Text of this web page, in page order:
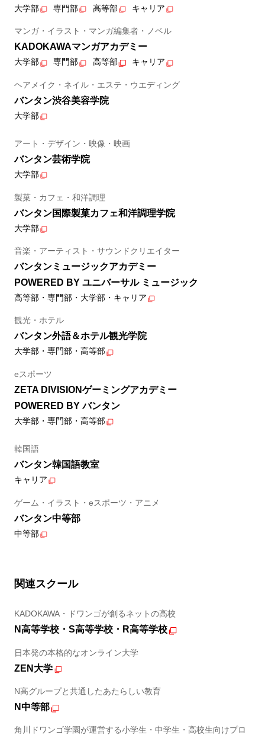
大学部 専門部 高等部 キャリア
マンガ・イラスト・マンガ編集者・ノベル
KADOKAWAマンガアカデミー
大学部 専門部 高等部 キャリア
ヘアメイク・ネイル・エステ・ウエディング
バンタン渋谷美容学院
大学部
アート・デザイン・映像・映画
バンタン芸術学院
大学部
製菓・カフェ・和洋調理
バンタン国際製菓カフェ和洋調理学院
大学部
音楽・アーティスト・サウンドクリエイター
バンタンミュージックアカデミー
POWERED BY ユニバーサル ミュージック
高等部・専門部・大学部・キャリア
観光・ホテル
バンタン外語＆ホテル観光学院
大学部・専門部・高等部
eスポーツ
ZETA DIVISIONゲーミングアカデミー
POWERED BY バンタン
大学部・専門部・高等部
韓国語
バンタン韓国語教室
キャリア
ゲーム・イラスト・eスポーツ・アニメ
バンタン中等部
中等部
関連スクール
KADOKAWA・ドワンゴが創るネットの高校
N高等学校・S高等学校・R高等学校
日本発の本格的なオンライン大学
ZEN大学
N高グループと共通したあたらしい教育
N中等部
角川ドワンゴ学園が運営する小学生・中学生・高校生向けプロ